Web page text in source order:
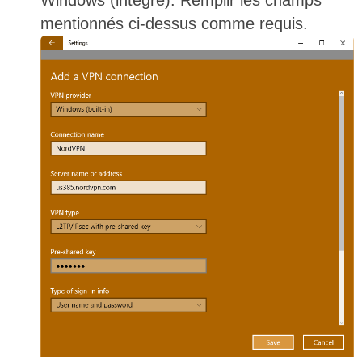
mentionnés ci-dessus comme requis.